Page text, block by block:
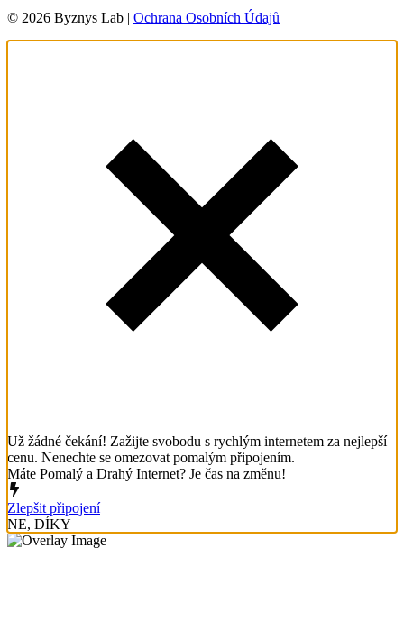
© 2026 Byznys Lab | Ochrana Osobních Údajů
Už žádné čekání! Zažijte svobodu s rychlým internetem za nejlepší
cenu. Nenechte se omezovat pomalým připojením.
Máte Pomalý a Drahý Internet? Je čas na změnu!
Zlepšit připojení
NE, DÍKY